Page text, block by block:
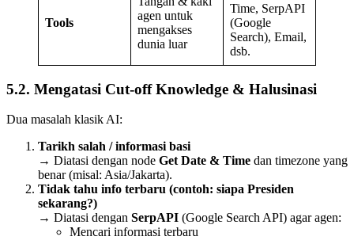
Tools
agen untuk
mengakses
dunia luar
Time, SerpAPI
(Google
Search), Email,
dsb.
5.2. Mengatasi Cut-off Knowledge & Halusinasi
Dua masalah klasik AI:
Tarikh salah / informasi basi
→ Diatasi dengan node Get Date & Time dan timezone yang
benar (misal: Asia/Jakarta).
Tidak tahu info terbaru (contoh: siapa Presiden
sekarang?)
→ Diatasi dengan SerpAPI (Google Search API) agar agen:
Mencari informasi terbaru